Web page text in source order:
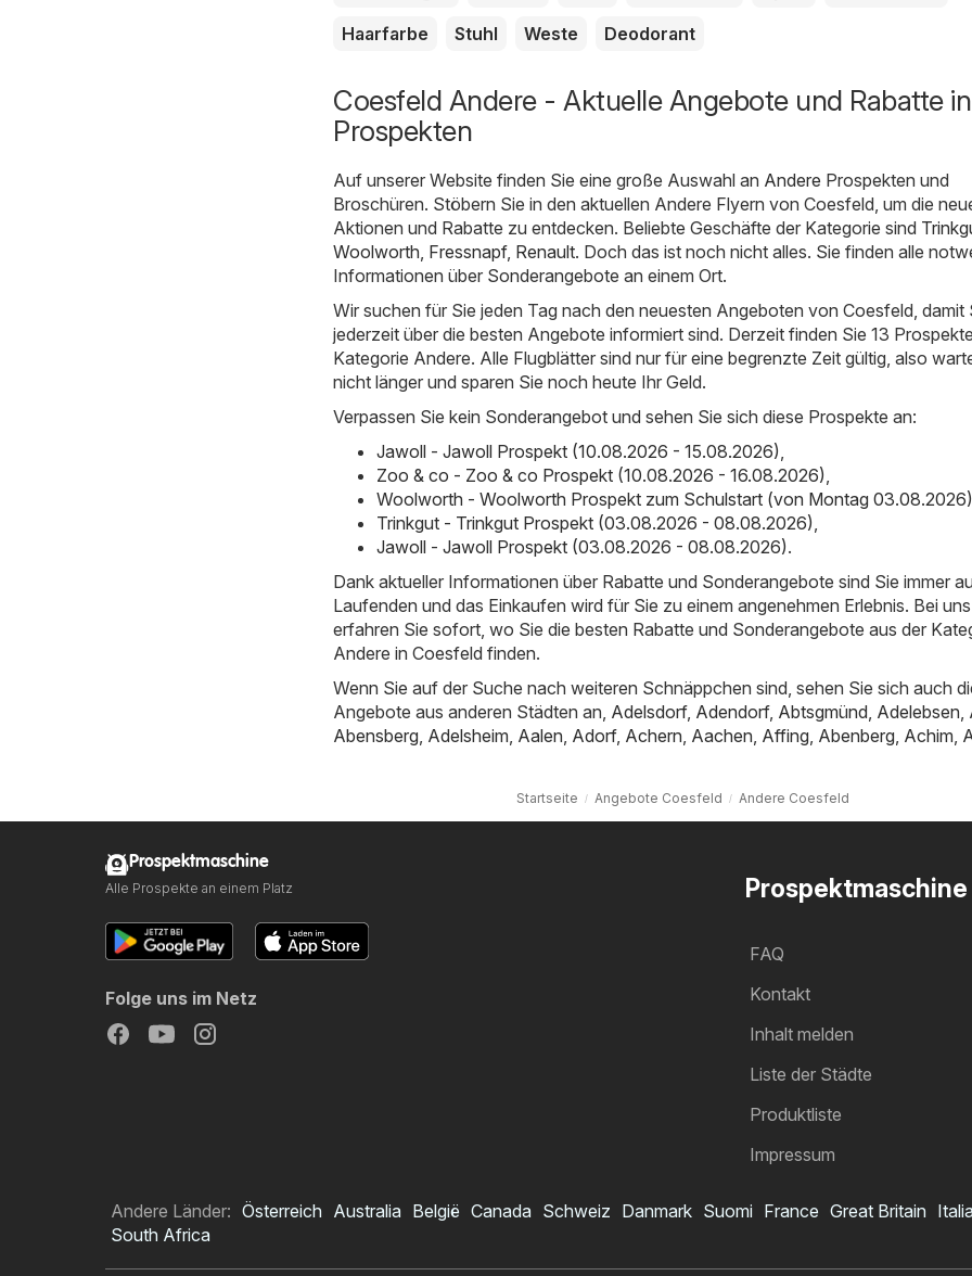
Haarfarbe
Stuhl Weste Deodorant
Coesfeld Andere - Aktuelle Angebote und Rabatte in
Prospekten
Auf unserer Website finden Sie eine große Auswahl an Andere Prospekten und
Broschüren. Stöbern Sie in den aktuellen Andere Flyern von Coesfeld, um die
Aktionen und Rabatte zu entdecken. Beliebte Geschäfte der Kategorie sind
Woolworth Fressnapf, Renault. Doch das ist noch nicht alles. Sie finden alle
Informationen über Sonderangebote an einem Ort.
Wir suchen für Sie jeden Tag nach den neuesten Angeboten von Coesfeld, damit
jederzeit über die besten Angebote informiert sind. Derzeit finden Sie 13
Kategorie Andere. Alle Flugblätter sind nur für eine begrenzte Zeit gültig, also
nicht länger und sparen Sie noch heute Ihr Geld.
Verpassen Sie kein Sonderangebot und sehen Sie sich diese Prospekte an:
Jawoll - Jawoll Prospekt (10.08.2026 - 15.08.2026)
Zoo & co - Zoo & co Prospekt (10.08.2026 - 16.08.2026)
Woolworth - Woolworth Prospekt zum Schulstart (von Montag 03.08.2026)
Trinkgut - Trinkgut Prospekt (03.08.2026 - 08.08.2026)
Jawoll - Jawoll Prospekt (03.08.2026 - 08.08.2026).
Dank aktueller Informationen über Rabatte und Sonderangebote sind Sie immer
Laufenden und das Einkaufen wird für Sie zu einem angenehmen Erlebnis. Bei uns
erfahren Sie sofort, wo Sie die besten Rabatte und Sonderangebote aus der
Andere in Coesfeld finden.
Wenn Sie auf der Suche nach weiteren Schnäppchen sind, sehen Sie sich auch
Angebote aus anderen Städten an, Adelsdorf, Adendorf, Abtsgmünd Adelebsen
Abensberg Adelsheim Aalen Adorf, Achern Aachen Affing Abenberg Achim
Startseite Angebote Coesfeld Andere Coesfeld
Prospektmaschine
FAQ
Kontakt
Inhalt melden
Liste der Städte
Produktliste
Impressum
Prospektmaschine
Alle Prospekte an einem Platz
Folge uns im Netz
Andere Länder: Österreich Australia België Canada Schweiz Danmark Suomi France Great Britain
South Africa